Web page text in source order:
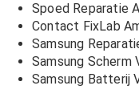
Spoed Reparatie
Contact FixLab
Samsung
Samsung Scherm
Samsung Batterij